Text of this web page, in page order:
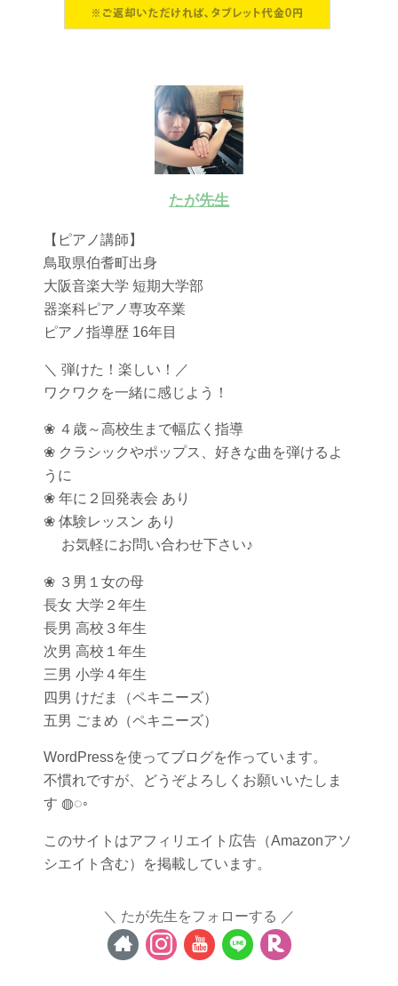
たが先生
【ピアノ講師】
鳥取県伯耆町出身
大阪音楽大学 短期大学部
器楽科ピアノ専攻卒業
ピアノ指導歴 16年目
＼ 弾けた！楽しい！／
ワクワクを一緒に感じよう！
❀ ４歳～高校生まで幅広く指導
❀ クラシックやポップス、好きな曲を弾けるよ
うに
❀ 年に２回発表会 あり
❀ 体験レッスン あり
お気軽にお問い合わせ下さい♪
❀ ３男１女の母
長女 大学２年生
長男 高校３年生
次男 高校１年生
三男 小学４年生
四男 けだま（ペキニーズ）
五男 ごまめ（ペキニーズ）
WordPressを使ってブログを作っています。
不慣れですが、どうぞよろしくお願いいたしま
す ◍◌◦
このサイトはアフィリエイト広告（Amazonアソ
シエイト含む）を掲載しています。
たが先生をフォローする